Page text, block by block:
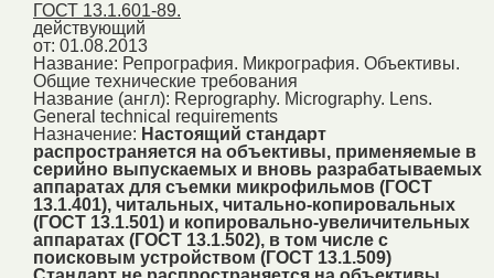
ГОСТ 13.1.601-89.
действующий
от: 01.08.2013
Название: Репрография. Микрография. Объективы.
Общие технические требования
Название (англ): Reprography. Micrography. Lens.
General technical requirements
Назначение: Настоящий стандарт
распространяется на объективы, применяемые в
серийно выпускаемых и вновь разрабатываемых
аппаратах для съемки микрофильмов (ГОСТ
13.1.401), читальных, читально-копировальных
(ГОСТ 13.1.501) и копировально-увеличительных
аппаратах (ГОСТ 13.1.502), в том числе с
поисковым устройством (ГОСТ 13.1.509)